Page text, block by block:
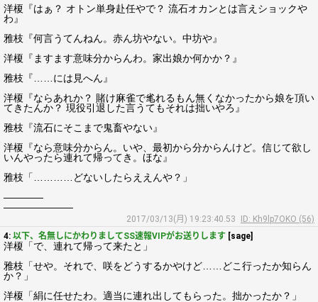
洋榎『はぁ？ オトン単身赴任やで？ 流石オカンとは言えショックや
わ』
雅枝『何言うてんねん。赤ん坊やない。中坊や』
洋榎『ますます意味分からんわ。家出娘か何かか？』
雅枝『……には見へん』
洋榎『ならあれか？ 賭け麻雀で毟れるもん無くなかったから娘を頂い
てきたんか？ 現役引退した言うてもそれは拙いやろ』
雅枝『流石にそこまで鬼畜やない』
洋榎『なら意味分からん。いや、最初から分からんけど。信じて欲し
いんやったら連れて帰ってき。ほな』
雅枝「…………どないしたらええんや？」
――――
―――――――
2017/03/13(月) 19:23:40.53
ID: Kh9lp7OKO (56)
4: 以下、名無しにかわりましてSS速報VIPがお送りします [sage]
洋榎「で、連れて帰って来たと」
雅枝「せや。それで、咲をどうするかやけど……どこ行ったか知らん
か？」
洋榎「絹に任せたわ。適当に連れ出してもらった。拙かったか？」